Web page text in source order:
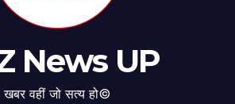
News UP
खबर वहीं जो सत्य हो©